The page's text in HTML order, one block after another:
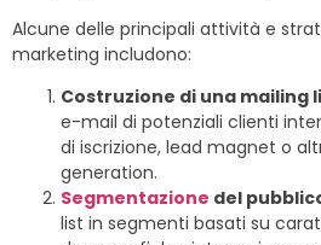
Alcune delle principali attività e
marketing includono:
Costruzione di una mailing
e-mail di potenziali clienti
di iscrizione, lead magnet o
generation.
Segmentazione del
list in segmenti basati su